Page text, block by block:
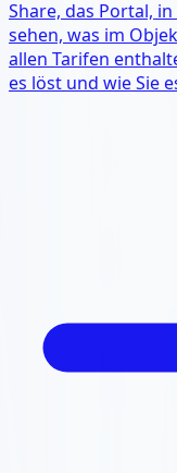
Share, das Portal,
sehen, was im
allen Tarifen
es löst und wie Sie